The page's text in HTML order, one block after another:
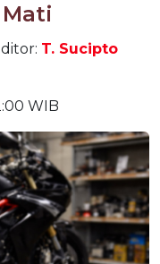
T. Sucipto
WIB